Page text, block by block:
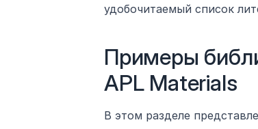
удобочитаемый список
Примеры
APL Materials
В этом разделе